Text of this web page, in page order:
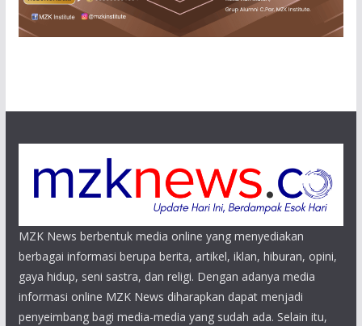
MZK News berbentuk media online yang menyediakan
berbagai informasi berupa berita, artikel, iklan, hiburan, opini,
gaya hidup, seni sastra, dan religi. Dengan adanya media
informasi online MZK News diharapkan dapat menjadi
penyeimbang bagi media-media yang sudah ada. Selain itu,